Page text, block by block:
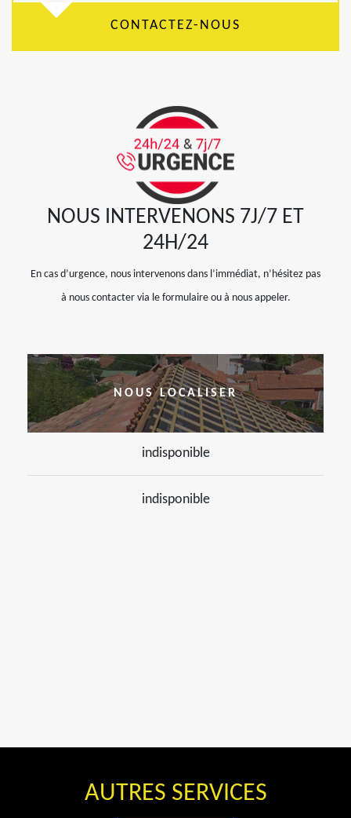
CONTACTEZ-NOUS
NOUS INTERVENONS 7J/7 ET
24H/24
En cas d’urgence, nous intervenons dans l’immédiat, n’hésitez pas
à nous contacter via le formulaire ou à nous appeler.
NOUS LOCALISER
indisponible
indisponible
AUTRES SERVICES